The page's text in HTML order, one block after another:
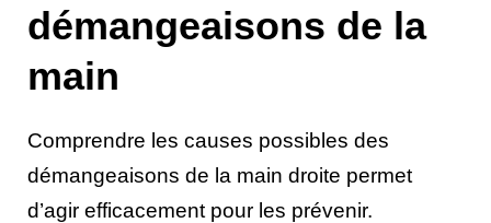
démangeaisons de la
main
Comprendre les causes possibles des
démangeaisons de la main droite permet
d’agir efficacement pour les prévenir.